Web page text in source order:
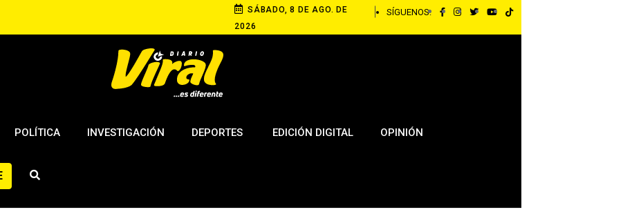
SÁBADO, 8 DE AGO. DE
2026
SÍGUENOS:
POLÍTICA INVESTIGACIÓN DEPORTES EDICIÓN DIGITAL OPINIÓN